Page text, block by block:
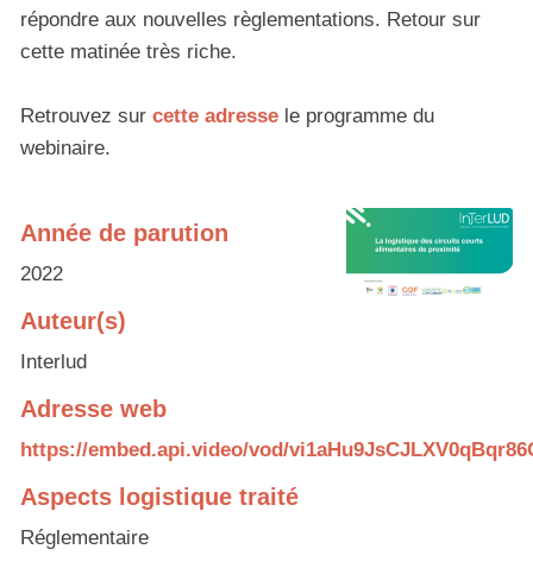
répondre aux nouvelles règlementations. Retour sur
cette matinée très riche.
Retrouvez sur cette adresse le programme du
webinaire.
Année de parution
2022
Auteur(s)
Interlud
Adresse web
https://embed.api.video/vod/
Aspects logistique traité
Réglementaire